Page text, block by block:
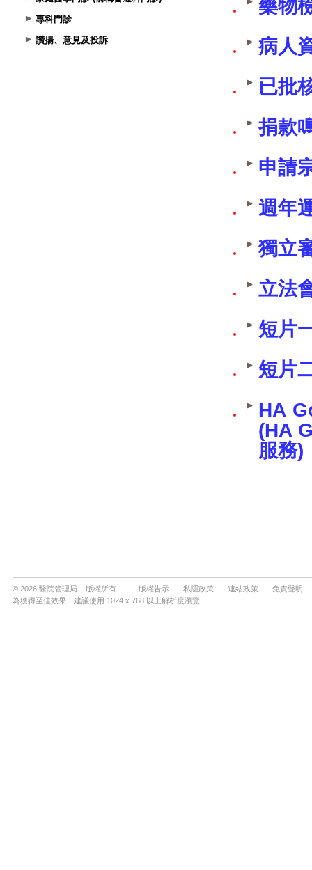
專科門診
讚揚、意見及投訴
© 2026 醫院管理局 版權所有 版權告示 私隱政策 連結政策
免責聲明
為獲得至佳效果，建議使用 1024 x 768 以上解析度瀏覽